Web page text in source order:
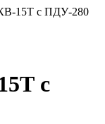
15Т с ПДУ-280
с